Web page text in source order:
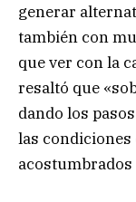
generar
también con
que ver con la
resaltó que
dando los
las condiciones
acostumbrados